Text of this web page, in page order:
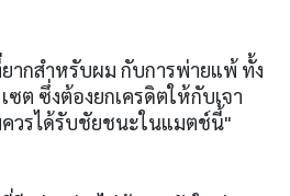
ากสำหรับผม กับการพ่ายแพ้ ทั้ง
ต ซึ่งต้องยกเครดิตให้กับเจา
ควรได้รับชัยชนะในแมตช์นี้"